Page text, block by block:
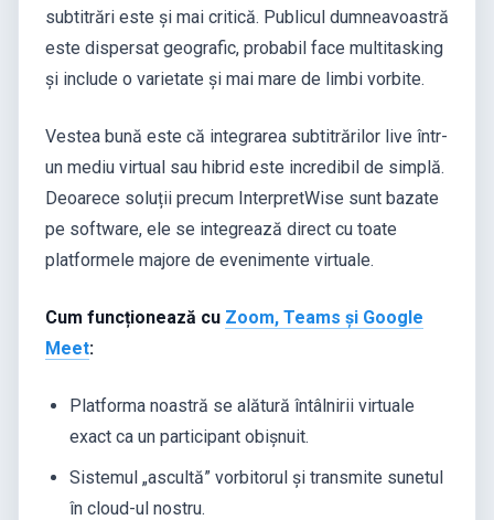
subtitrări este și mai critică. Publicul dumneavoastră
este dispersat geografic, probabil face multitasking
și include o varietate și mai mare de limbi vorbite.
Vestea bună este că integrarea subtitrărilor live într-
un mediu virtual sau hibrid este incredibil de simplă.
Deoarece soluții precum InterpretWise sunt bazate
pe software, ele se integrează direct cu toate
platformele majore de evenimente virtuale.
Cum funcționează cu Zoom, Teams și Google
Meet:
Platforma noastră se alătură întâlnirii virtuale
exact ca un participant obișnuit.
Sistemul „ascultă” vorbitorul și transmite sunetul
în cloud-ul nostru.